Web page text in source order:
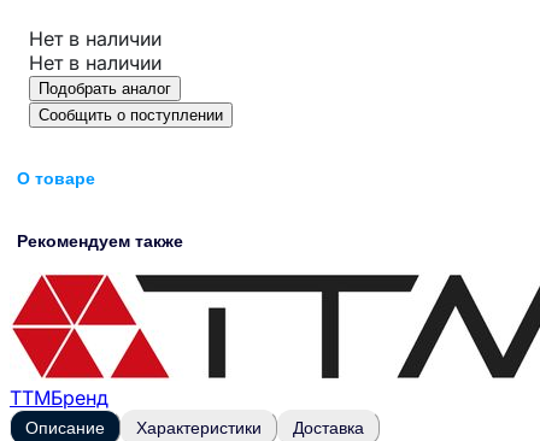
Нет в наличии
Нет в наличии
Подобрать аналог
Сообщить о поступлении
О товаре
Рекомендуем также
ТТМБренд
Описание Характеристики Доставка